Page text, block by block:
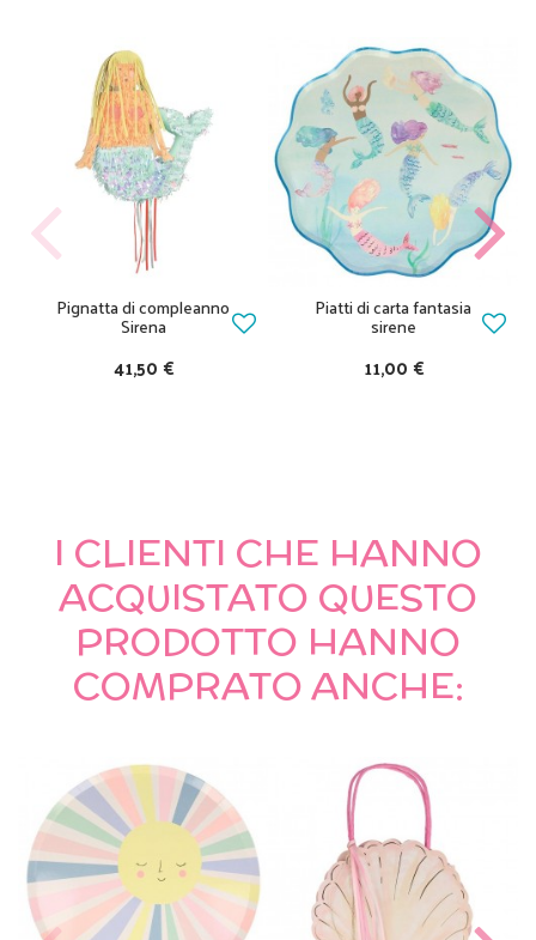
Pignatta di compleanno
Sirena
41,50 €
Piatti di carta fantasia
sirene
11,00 €
I CLIENTI CHE HANNO
ACQUISTATO QUESTO
PRODOTTO HANNO
COMPRATO ANCHE: